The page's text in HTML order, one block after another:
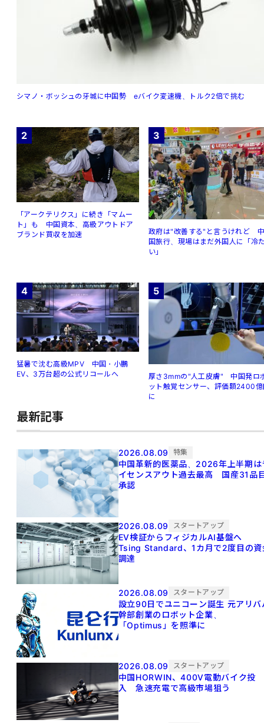
シマノ・ボッシュの牙城に中国勢 eバイク変速機、トルク2倍で挑む
2
「アークテリクス」に続き「マムー
ト」も 中国資本、高級アウトドア
ブランド買収を加速
3
政府は"改善する"と言うけれど
国旅行、現場はまだ外国人に「冷
い」
4
猛暑で沈む高級MPV 中国・小鵬
EV、3万台超の公式リコールへ
5
厚さ3mmの"人工皮膚" 中国発ロ
ット触覚センサー、評価額2400
に
最新記事
2026.08.09 特集
中国革新的医薬品、2026年上半期は
イセンスアウト過去最高 国産31品
承認
2026.08.09 スタートアップ
EV検証からフィジカルAI基盤へ
Tsing Standard、1カ月で2度目の資
調達
2026.08.09 スタートアップ
設立90日でユニコーン誕生 元アリババ
幹部創業のロボット企業、
「Optimus」を照準に
2026.08.09 スタートアップ
中国HORWIN、400V電動バイク投
入 急速充電で高級市場狙う